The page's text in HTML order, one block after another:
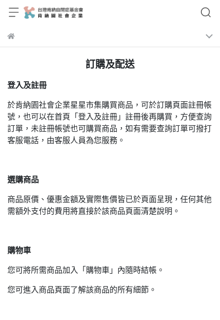
訂購及配送
登入及註冊
於肯納園社會企業星星市集購買商品，可於訂購頁面註冊帳
號，也可以在首頁「登入及註冊」註冊後再購買，方便查詢
訂單，未註冊帳號也可購買商品，如有需要查詢訂單可撥打
客服電話，由客服人員為您服務。
選購商品
商品原價、優惠金額及實際售價皆已於頁面呈現，任何其他
需額外支付的費用將直接於該商品頁面清楚說明。
購物車
您可將所需商品加入「購物車」內隨時結帳。
您可進入商品頁面了解該商品的所有細節。